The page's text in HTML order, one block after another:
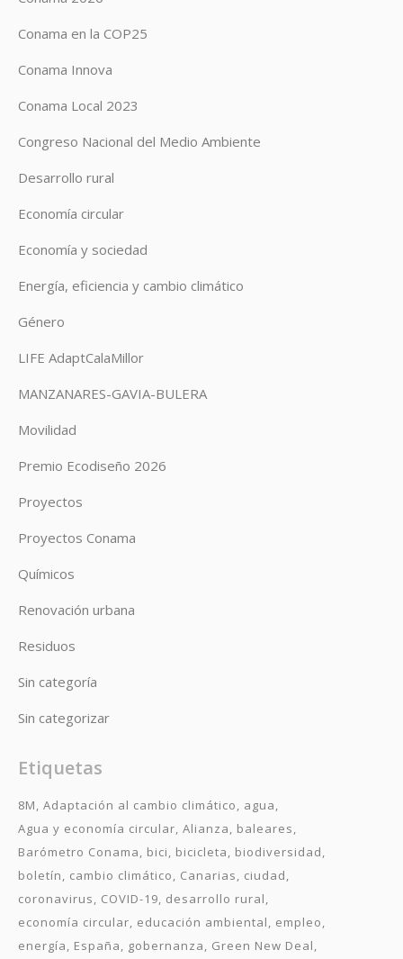
Conama en la COP25
Conama Innova
Conama Local 2023
Congreso Nacional del Medio Ambiente
Desarrollo rural
Economía circular
Economía y sociedad
Energía, eficiencia y cambio climático
Género
LIFE AdaptCalaMillor
MANZANARES-GAVIA-BULERA
Movilidad
Premio Ecodiseño 2026
Proyectos
Proyectos Conama
Químicos
Renovación urbana
Residuos
Sin categoría
Sin categorizar
Etiquetas
8M Adaptación al cambio climático
agua
Agua y economía circular Alianza
baleares
Barómetro Conama
bici bicicleta
biodiversidad
boletín
cambio climático Canarias
ciudad
coronavirus
COVID-19 desarrollo rural
economía circular educación ambiental
empleo
energía
España gobernanza
Green New Deal